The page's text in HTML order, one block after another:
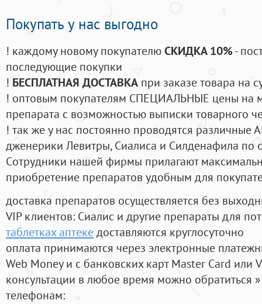
Покупать у нас выгодно
! каждому новому покупателюСКИДКА 10%-
последующие покупки
! БЕСПЛАТНАЯ ДОСТАВКА при заказе товара на
! оптовым покупателям СПЕЦИАЛЬНЫЕ цены на
препарата с возможностью выписки товарного
! так же у нас постоянно проводятся
дженерики Левитры, Сиалиса и Силденафила по
Cотрудники нашей фирмы прилагают
приобретение препаратов удобным для
доставка препаратов осуществляется без
VIP клиентов: Сиалис и другие препараты для
таблетках аптекедоставляются круглосуточно
оплата принимаются через электронные
Web Money и с банковских карт Master Card или
консультации в любое время можно обратиться
телефонам: